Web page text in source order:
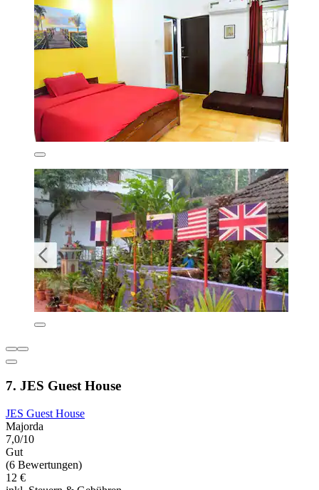
7. JES Guest House
JES Guest House
Majorda
7,0/10
Gut
(6 Bewertungen)
12 €